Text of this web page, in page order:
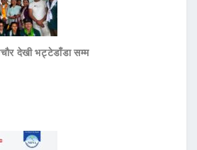
देखी भट्टेडाँडा सम्म